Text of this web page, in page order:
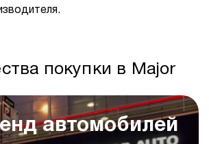
покупки в Major
автомобилей